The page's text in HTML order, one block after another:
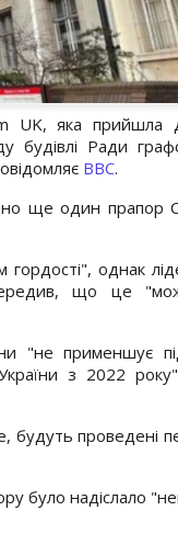
UK, яка
будівлі Ради
ВВС.
ще один прапор
однак
що це
"не применшує
з 2022
будуть проведені
було надіслало